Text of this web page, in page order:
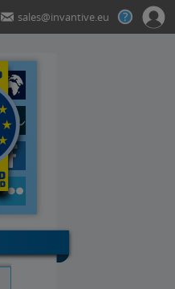
sales@invantive.eu